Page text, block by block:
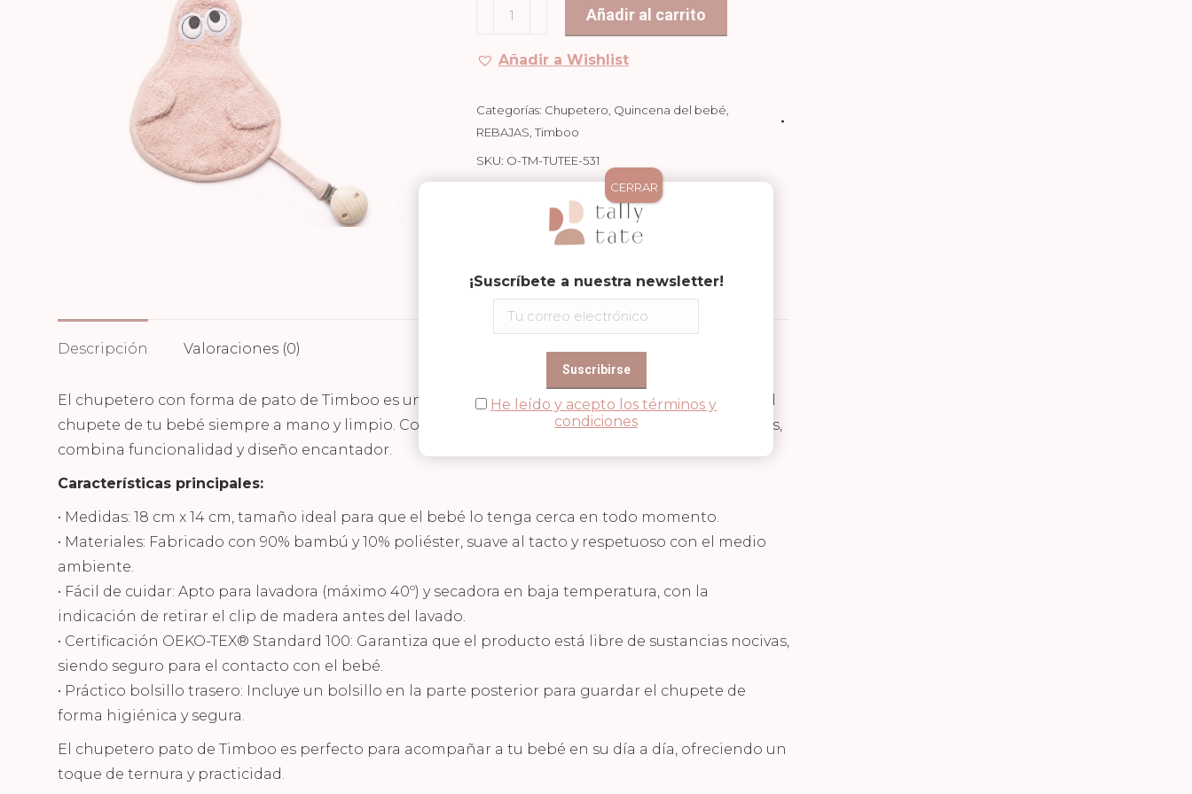
12,90€.9,00€.
Chupetero
Rose
Añadir al carrito
Añadir a Wishlist
Categorías: Chupetero Quincena del bebé
REBAJAS Timboo
SKU: O-TM-TUTEE-531
Compartir en
on
Facebook
on
WhatsApp
on
Pinterest
Descripción Valoraciones (0)
El chupetero con forma de pato de Timboo es un accesorio adorable y práctico para mantener el
chupete de tu bebé siempre a mano y limpio. Confeccionado con materiales suaves y sostenibles,
combina funcionalidad y diseño encantador.
Características principales:
• Medidas: 18 cm x 14 cm, tamaño ideal para que el bebé lo tenga cerca en todo momento.
• Materiales: Fabricado con 90% bambú y 10% poliéster, suave al tacto y respetuoso con el medio
ambiente.
• Fácil de cuidar: Apto para lavadora (máximo 40º) y secadora en baja temperatura, con la
indicación de retirar el clip de madera antes del lavado.
• Certificación OEKO-TEX® Standard 100: Garantiza que el producto está libre de sustancias nocivas,
siendo seguro para el contacto con el bebé.
• Práctico bolsillo trasero: Incluye un bolsillo en la parte posterior para guardar el chupete de
forma higiénica y segura.
El chupetero pato de Timboo es perfecto para acompañar a tu bebé en su día a día, ofreciendo un
toque de ternura y practicidad.
¡Suscríbete a nuestra newsletter!
He leído y acepto los términos y
condiciones
CERRAR